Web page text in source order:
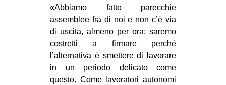
MEDIO ORIENTE
MONDO
in
«Abbiamo fatto parecchie
assemblee fra di noi e non c’è via
di uscita, almeno per ora: saremo
costretti a firmare perché
l’alternativa è smettere di lavorare
in un periodo delicato come
questo. Come lavoratori autonomi